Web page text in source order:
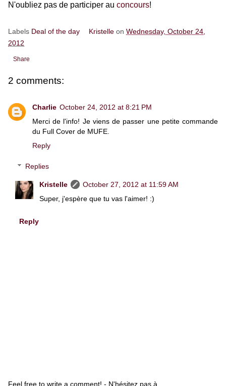
N'oubliez pas de participer au concours!
Labels Deal of the day Kristelle onWednesday, October 24,
2012
Share
2 comments:
Charlie October 24, 2012 at 8:21 PM
Merci de l'info! Je viens de passer une petite commande
du Full Cover de MUFE.
Reply
Replies
Kristelle
October 27, 2012 at 11:59 AM
Super, j'espère que tu vas l'aimer! :)
Reply
Feel free to write a comment! - N'hésitez pas à